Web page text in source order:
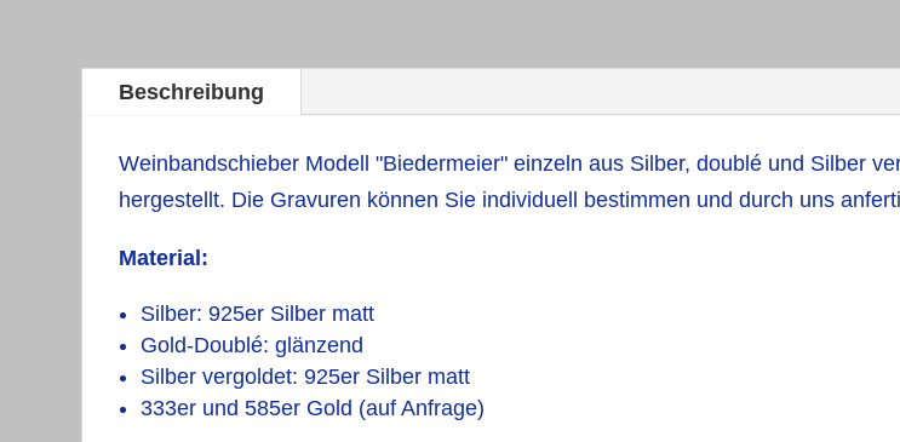
Beschreibung
Weinbandschieber Modell "Biedermeier" einzeln aus Silber, doublé und Silber
hergestellt. Die Gravuren können Sie individuell bestimmen und durch uns
Material:
Silber: 925er Silber matt
Gold-Doublé: glänzend
Silber vergoldet: 925er Silber matt
333er und 585er Gold (auf Anfrage)